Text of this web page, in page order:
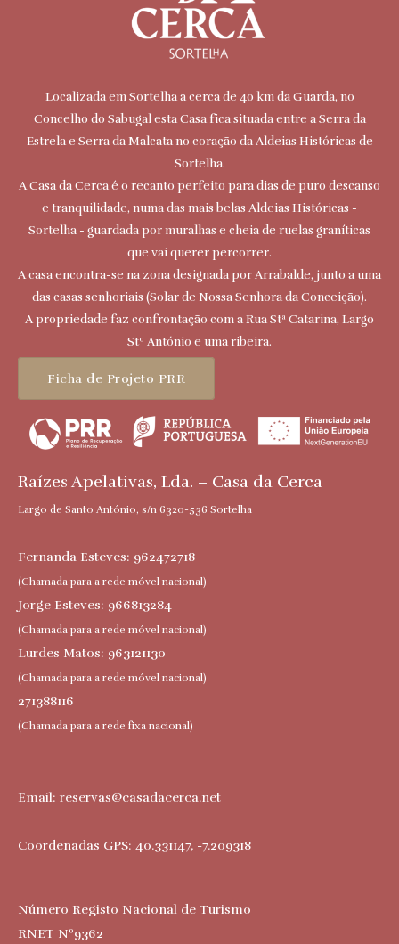
Localizada em Sortelha a cerca de 40 km da Guarda, no
Concelho do Sabugal esta Casa fica situada entre a Serra da
Estrela e Serra da Malcata no coração da Aldeias Históricas de
Sortelha.
A Casa da Cerca é o recanto perfeito para dias de puro descanso
e tranquilidade, numa das mais belas Aldeias Históricas -
Sortelha - guardada por muralhas e cheia de ruelas graníticas
que vai querer percorrer.
A casa encontra-se na zona designada por Arrabalde, junto a uma
das casas senhoriais (Solar de Nossa Senhora da Conceição).
A propriedade faz confrontação com a Rua Stª Catarina, Largo
Stº António e uma ribeira.
Ficha de Projeto PRR
Raízes Apelativas, Lda. – Casa da Cerca
Largo de Santo António, s/n 6320-536 Sortelha
Fernanda Esteves: 962472718
(Chamada para a rede móvel nacional)
Jorge Esteves: 966813284
(Chamada para a rede móvel nacional)
Lurdes Matos: 963121130
(Chamada para a rede móvel nacional)
271388116
(Chamada para a rede fixa nacional)
Email: reservas@casadacerca.net
Coordenadas GPS: 40.331147, -7.209318
Número Registo Nacional de Turismo
RNET Nº9362